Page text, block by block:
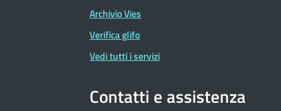
Archivio Vies
Verifica glifo
Vedi tutti i servizi
Contatti e assistenza